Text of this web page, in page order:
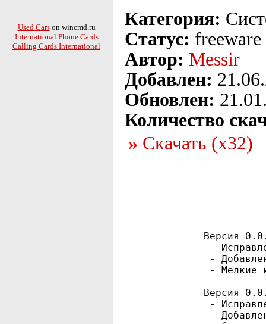
Used Carson wincmd.ru
International Phone Cards
Calling Cards International
Категория:
Статус: freeware
Автор: Messir
Добавлен:
Обновлен:
Количество
Скачать (x32)